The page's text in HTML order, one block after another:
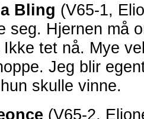
Bling (V65-1,
seg. Hjernen må
Ikke tet nå. Mye
Jeg blir
skulle vinne.
(V65-2,